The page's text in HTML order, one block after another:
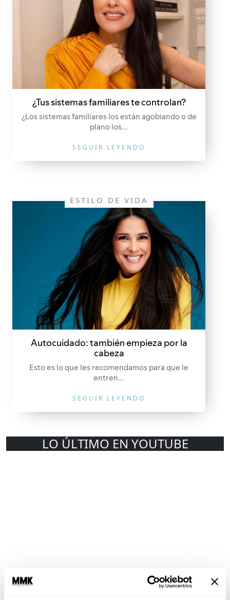
¿Tus sistemas familiares te controlan?
¿Los sistemas familiares los están agobiando o de
plano los...
SEGUIR LEYENDO
ESTILO DE VIDA
Autocuidado: también empieza por la
cabeza
Esto es lo que les recomendamos para que le
entren...
SEGUIR LEYENDO
LO ÚLTIMO EN YOUTUBE